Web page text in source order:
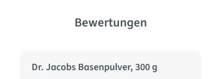
Bewertungen
Dr. Jacobs Basenpulver, 300 g